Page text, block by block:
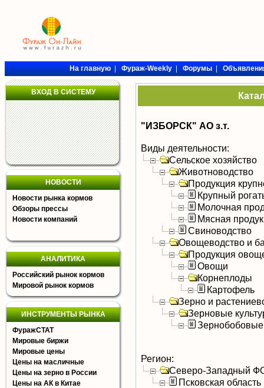
На главную|Фураж-Weekly|Форумы|
ВХОД В СИСТЕМУ
НОВОСТИ
Новости рынка кормов
Обзоры прессы
Новости компаний
АНАЛИТИКА
Российский рынок кормов
Мировой рынок кормов
ИНСТРУМЕНТЫ РЫНКА
ФуражСТАТ
Мировые биржи
Мировые цены
Цены на масличные
Цены на зерно в России
Цены на АК в Китае
"ИЗБОРСК" АО з.т.
Виды деятельности:
Сельское хозяйство
Животноводство
Продукция
Крупный
Молочная
Мясная
Свиноводство
Овощеводство и
Продукция
Овощи
Корнеплоды
Картофель
Зерно и
Зерновые
Зернобобовые
Регион:
Северо-Западный
Псковская область